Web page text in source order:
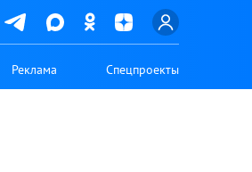
Реклама Спецпроекты